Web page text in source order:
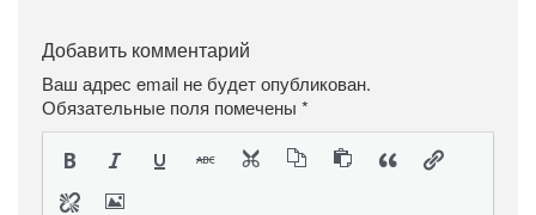
Добавить комментарий
Ваш адрес email не будет опубликован.
Обязательные поля помечены *